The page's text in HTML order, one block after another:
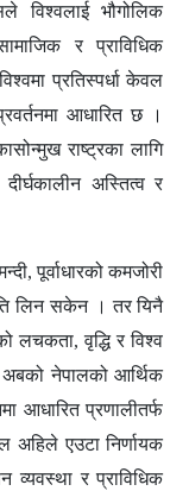
विश्वलाई भौगोलिक
र प्राविधिक
प्रतिस्पर्धा केवल
आधारित छ ।
राष्ट्रका लागि
अस्तित्व र
पूर्वाधारको कमजोरी
लिन सकेन । तर यिनै
लचकता, वृद्धि र विश्व
नेपालको आर्थिक
आधारित प्रणालीतर्फ
एउटा निर्णायक
व्यवस्था र प्राविधिक